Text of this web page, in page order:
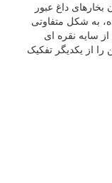
داغ عبور
به شکل متفاوتی
سایه نقره ای
از یکدیگر تفکیک